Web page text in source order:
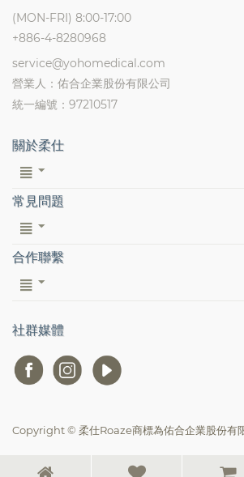
(MON-FRI) 8:00-17:00
+886-4-8280968
service@yohomedical.com
營業人：佑合企業股份有限公司
統一編號：97210517
關於柔仕
常見問題
合作聯繫
社群媒體
Copyright © 柔仕Roaze商標為佑合企業股份有